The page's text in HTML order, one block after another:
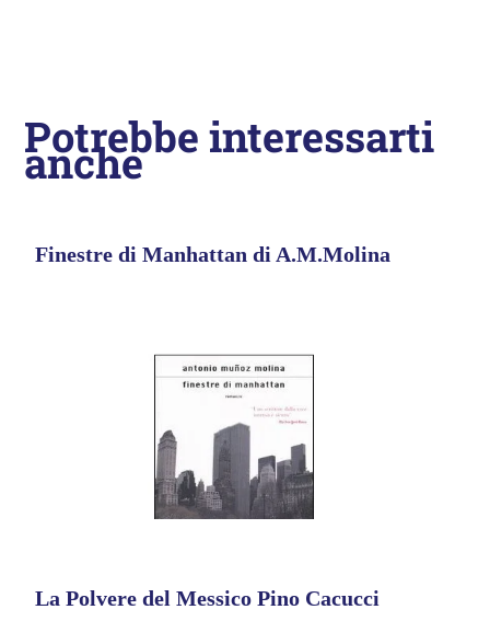
Potrebbe interessarti
anche
Finestre di Manhattan di A.M.Molina
La Polvere del Messico Pino Cacucci